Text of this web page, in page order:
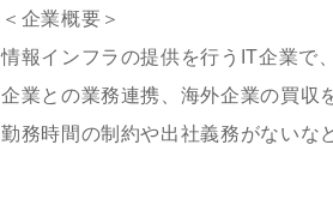
＜企業概要＞
情報インフラの提供を行うIT企業で
企業との業務連携、海外企業の買収
勤務時間の制約や出社義務がないな